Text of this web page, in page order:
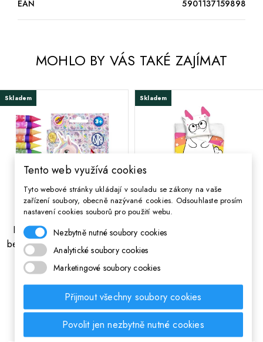
EAN 5901137159898
MOHLO BY VÁS TAKÉ ZAJÍMAT
Skladem
Dětské grafitové barvičky
bez dřeva UNICORN, sada
12ks, 316121009
Cena
44 Kč
-15%
Skladem
CARBOTEX Bavlněné
NL201080
Běžná cena
521 Kč
Cena
443 Kč
Tento web využívá cookies
Tyto webové stránky ukládají v souladu se zákony na vaše
zařízení soubory, obecně nazývané cookies. Odsouhlaste prosím
nastavení cookies souborů pro použití webu.
Nezbytně nutné soubory cookies
Analytické soubory cookies
Marketingové soubory cookies
Přijmout všechny soubory cookies
Povolit jen nezbytně nutné cookies